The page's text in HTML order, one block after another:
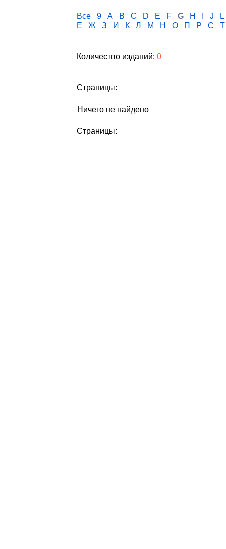
Все 9 A B C D E F G H J
L
Е
Ж З И К Л М Н О П Р С Т
Количество изданий: 0
Страницы:
Ничего не найдено
Страницы: